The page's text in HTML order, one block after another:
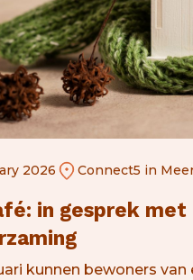
2026 Connect5 in
in gesprek met
kunnen bewoners